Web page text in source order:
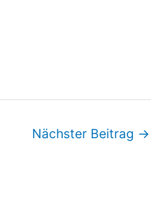
Nächster Beitrag →